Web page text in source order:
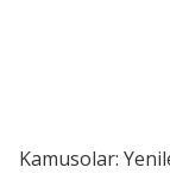
Kamusolar: